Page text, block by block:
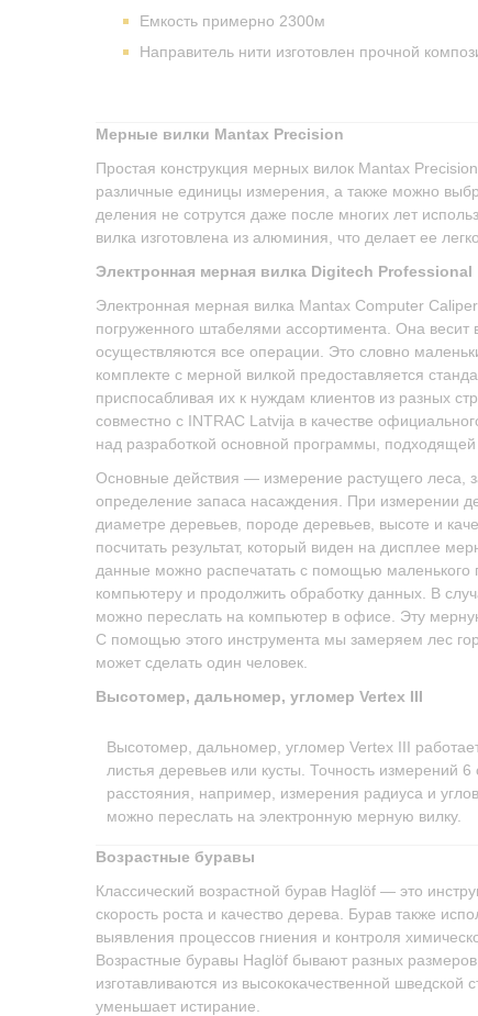
Емкость примерно 2300м
Направитель нити изготовлен прочной
Мерные вилки Mantax Precision
Простая конструкция мерных вилок Mantax
различные единицы измерения, а также можно
деления не сотрутся даже после многих лет
вилка изготовлена из алюминия, что делает ее
Электронная мерная вилка Digitech Professional
Электронная мерная вилка Mantax Computer
погруженного штабелями ассортимента. Она весит
осуществляются все операции. Это словно
комплекте с мерной вилкой предоставляется
приспосабливая их к нуждам клиентов из разных
совместно с INTRAC Latvija в качестве
над разработкой основной программы, подходящей
Основные действия — измерение растущего леса,
определение запаса насаждения. При измерении
диаметре деревьев, породе деревьев, высоте и
посчитать результат, который виден на дисплее
данные можно распечатать с помощью маленького
компьютеру и продолжить обработку данных. В
можно переслать на компьютер в офисе. Эту
С помощью этого инструмента мы замеряем лес
может сделать один человек.
Высотомер, дальномер, угломер Vertex III
Высотомер, дальномер, угломер Vertex III
листья деревьев или кусты. Точность измерений
расстояния, например, измерения радиуса и
можно переслать на электронную мерную вилку.
Возрастные буравы
Классический возрастной бурав Haglöf — это
скорость роста и качество дерева. Бурав также
выявления процессов гниения и контроля
Возрастные буравы Haglöf бывают разных
изготавливаются из высококачественной
уменьшает истирание.